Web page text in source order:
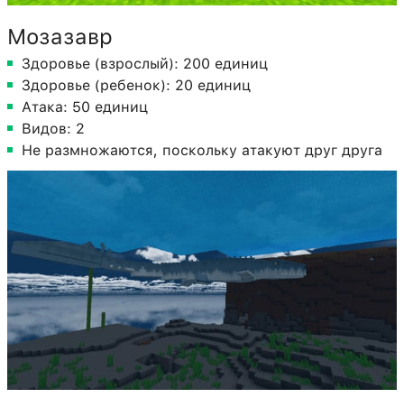
Мозазавр
Здоровье (взрослый): 200 единиц
Здоровье (ребенок): 20 единиц
Атака: 50 единиц
Видов: 2
Не размножаются, поскольку атакуют друг друга